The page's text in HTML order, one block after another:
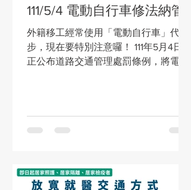
111/5/4 電動自行車修法納管 !
外籍移工經常使用「電動自行車」代
步，現在要特別注意囉！ 111年5月4日修
正公布道路交通管理處罰條例，將電動
自行車。 3.騎乘沒有合格標章的電動自
行車將遭沒入。...